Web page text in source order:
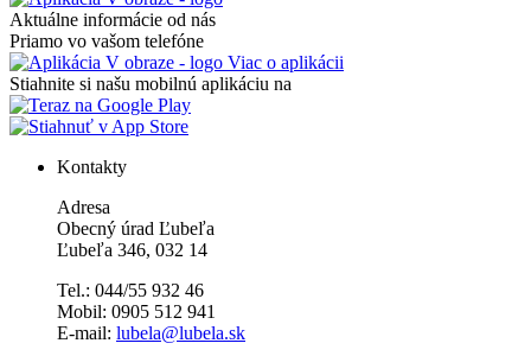
Aktuálne informácie od nás
Priamo vo vašom telefóne
Viac o aplikácii
Stiahnite si našu mobilnú aplikáciu na
Kontakty
Adresa
Obecný úrad Ľubeľa
Ľubeľa 346, 032 14
Tel.: 044/55 932 46
Mobil: 0905 512 941
E-mail: lubela@lubela.sk